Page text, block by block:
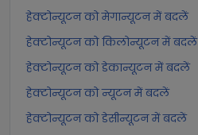
हेक्टोन्यूटन को मेगान्यूटन में बदलें
हेक्टोन्यूटन को किलोन्यूटन में बदलें
हेक्टोन्यूटन को डेकान्यूटन में बदलें
हेक्टोन्यूटन को न्यूटन में बदलें
हेक्टोन्यूटन को डेसीन्यूटन में बदलें